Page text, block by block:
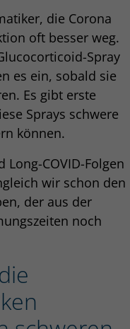
die Corona
oft besser weg.
Spray
es ein, sobald sie
Es gibt erste
Sprays schwere
können.
Long-COVID-Folgen
wir schon den
der aus der
noch